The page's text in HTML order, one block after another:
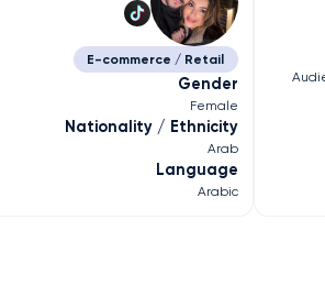
E-commerce / Retail
Gender
Female
Nationality / Ethnicity
Arab
Language
Arabic